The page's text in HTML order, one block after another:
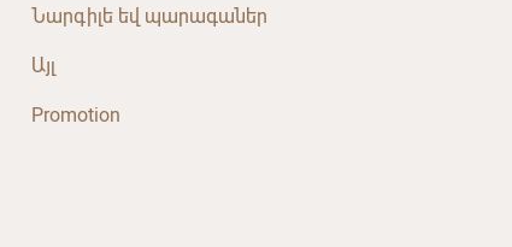
Նարգիլե եվ պարագաներ
Այլ
Promotion